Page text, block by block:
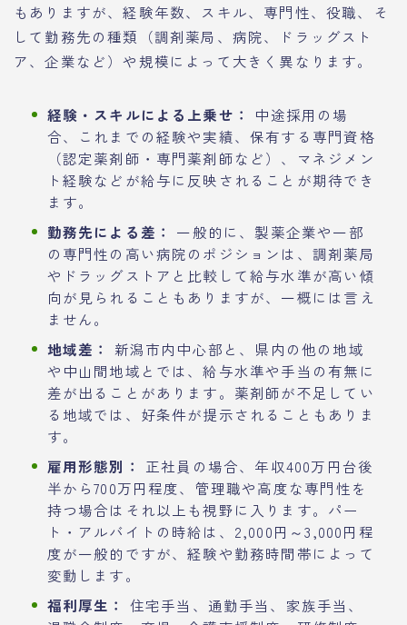
もありますが、経験年数、スキル、専門性、役職、そ
して勤務先の種類（調剤薬局、病院、ドラッグスト
ア、企業など）や規模によって大きく異なります。
経験・スキルによる上乗せ：
中途採用の場
合、これまでの経験や実績、保有する専門資格
（認定薬剤師・専門薬剤師など）、マネジメン
ト経験などが給与に反映されることが期待でき
ます。
勤務先による差：
一般的に、製薬企業や一部
の専門性の高い病院のポジションは、調剤薬局
やドラッグストアと比較して給与水準が高い傾
向が見られることもありますが、一概には言え
ません。
地域差：
新潟市内中心部と、県内の他の地域
や中山間地域とでは、給与水準や手当の有無に
差が出ることがあります。薬剤師が不足してい
る地域では、好条件が提示されることもありま
す。
雇用形態別：
正社員の場合、年収400万円台後
半から700万円程度、管理職や高度な専門性を
持つ場合はそれ以上も視野に入ります。パー
ト・アルバイトの時給は、2,000円～3,000円程
度が一般的ですが、経験や勤務時間帯によって
変動します。
福利厚生：
住宅手当、通勤手当、家族手当、